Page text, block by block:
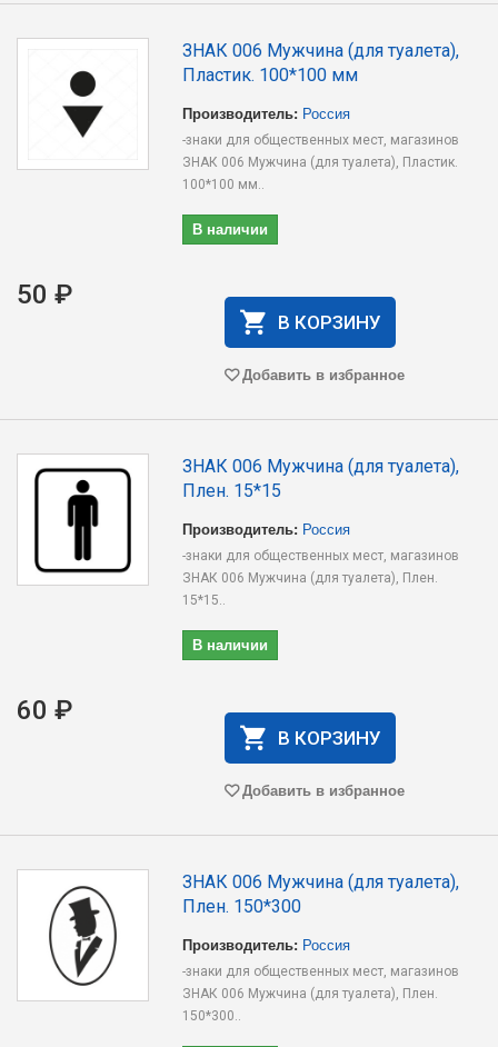
ЗНАК 006 Мужчина (для туалета),
Пластик. 100*100 мм
Производитель: Россия
-знаки для общественных мест, магазинов
ЗНАК 006 Мужчина (для туалета), Пластик.
100*100 мм..
В наличии
50 ₽
В КОРЗИНУ
Добавить в избранное
ЗНАК 006 Мужчина (для туалета),
Плен. 15*15
Производитель: Россия
-знаки для общественных мест, магазинов
ЗНАК 006 Мужчина (для туалета), Плен.
15*15..
В наличии
60 ₽
В КОРЗИНУ
Добавить в избранное
ЗНАК 006 Мужчина (для туалета),
Плен. 150*300
Производитель: Россия
-знаки для общественных мест, магазинов
ЗНАК 006 Мужчина (для туалета), Плен.
150*300..